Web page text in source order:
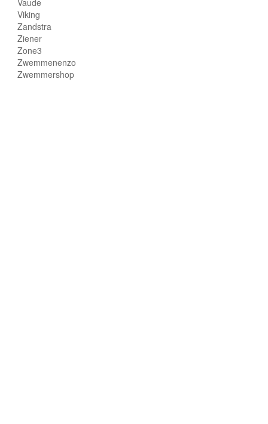
Vaude
Viking
Zandstra
Ziener
Zone3
Zwemmenenzo
Zwemmershop